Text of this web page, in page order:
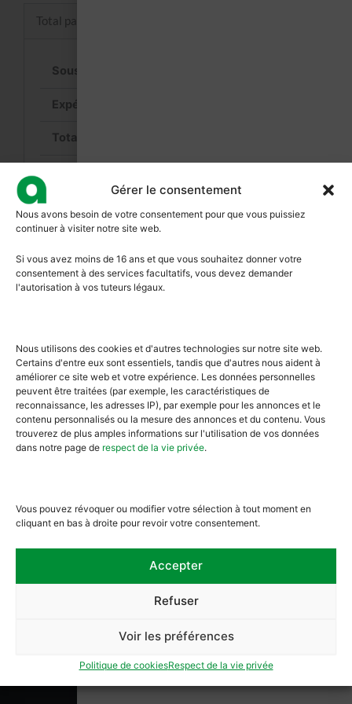
Gérer le consentement
Nous avons besoin de votre consentement pour que vous puissiez
continuer à visiter notre site web.
Si vous avez moins de 16 ans et que vous souhaitez donner votre
consentement à des services facultatifs, vous devez demander
l'autorisation à vos tuteurs légaux.
Nous utilisons des cookies et d'autres technologies sur notre site web.
Certains d'entre eux sont essentiels, tandis que d'autres nous aident à
améliorer ce site web et votre expérience. Les données personnelles
peuvent être traitées (par exemple, les caractéristiques de
reconnaissance, les adresses IP), par exemple pour les annonces et le
contenu personnalisés ou la mesure des annonces et du contenu. Vous
trouverez de plus amples informations sur l'utilisation de vos données
dans notre page de respect de la vie privée.
Vous pouvez révoquer ou modifier votre sélection à tout moment en
cliquant en bas à droite pour revoir votre consentement.
Accepter
Refuser
Voir les préférences
Politique de cookiesRespect de la vie privée
Total panier
Valider la commande
Contactez-nous
Place en Piconrue 2a, 6600 Bastogne
info@museegrandeardenne.be